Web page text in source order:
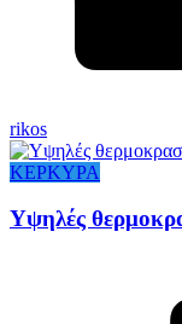
rikos
ΚΕΡΚΥΡΑ
Υψηλές